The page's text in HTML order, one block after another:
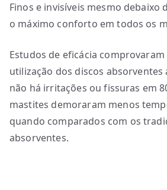
Finos e invisíveis mesmo debaixo
o máximo conforto em todos os
Estudos de eficácia comprovaram
utilização dos discos
não há irritações ou fissuras em
mastites demoraram menos
quando comparados com os
absorventes.